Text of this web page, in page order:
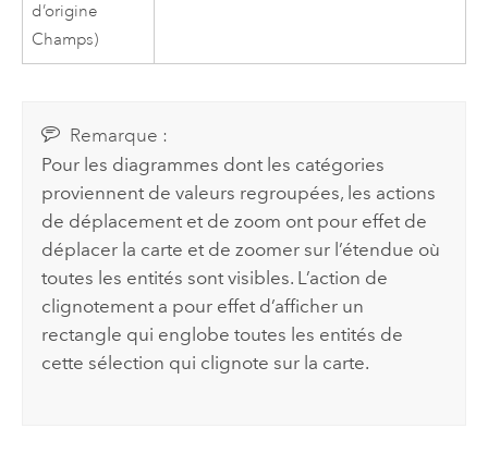
d’origine
Champs)
Remarque :
Pour les diagrammes dont les catégories
proviennent de valeurs regroupées, les actions
de déplacement et de zoom ont pour effet de
déplacer la carte et de zoomer sur l’étendue où
toutes les entités sont visibles. L’action de
clignotement a pour effet d’afficher un
rectangle qui englobe toutes les entités de
cette sélection qui clignote sur la carte.